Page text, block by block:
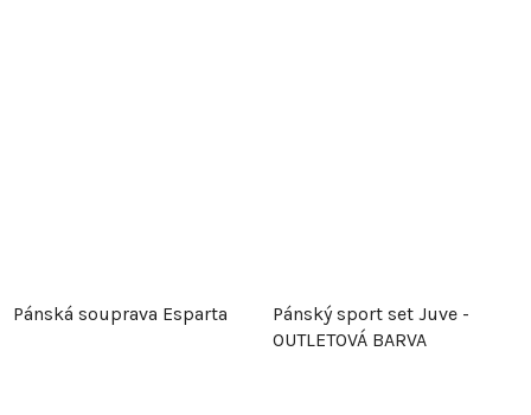
Pánská souprava Esparta
Pánský sport set Juve -
OUTLETOVÁ BARVA